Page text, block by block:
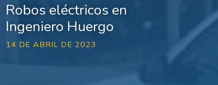
Robos eléctricos en
Ingeniero Huergo
14 DE ABRIL DE 2023